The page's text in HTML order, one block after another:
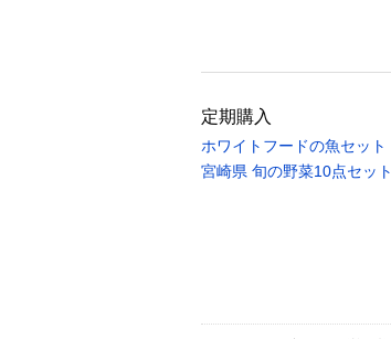
定期購入
ホワイトフードの魚セット
宮崎県 旬の野菜10点セット